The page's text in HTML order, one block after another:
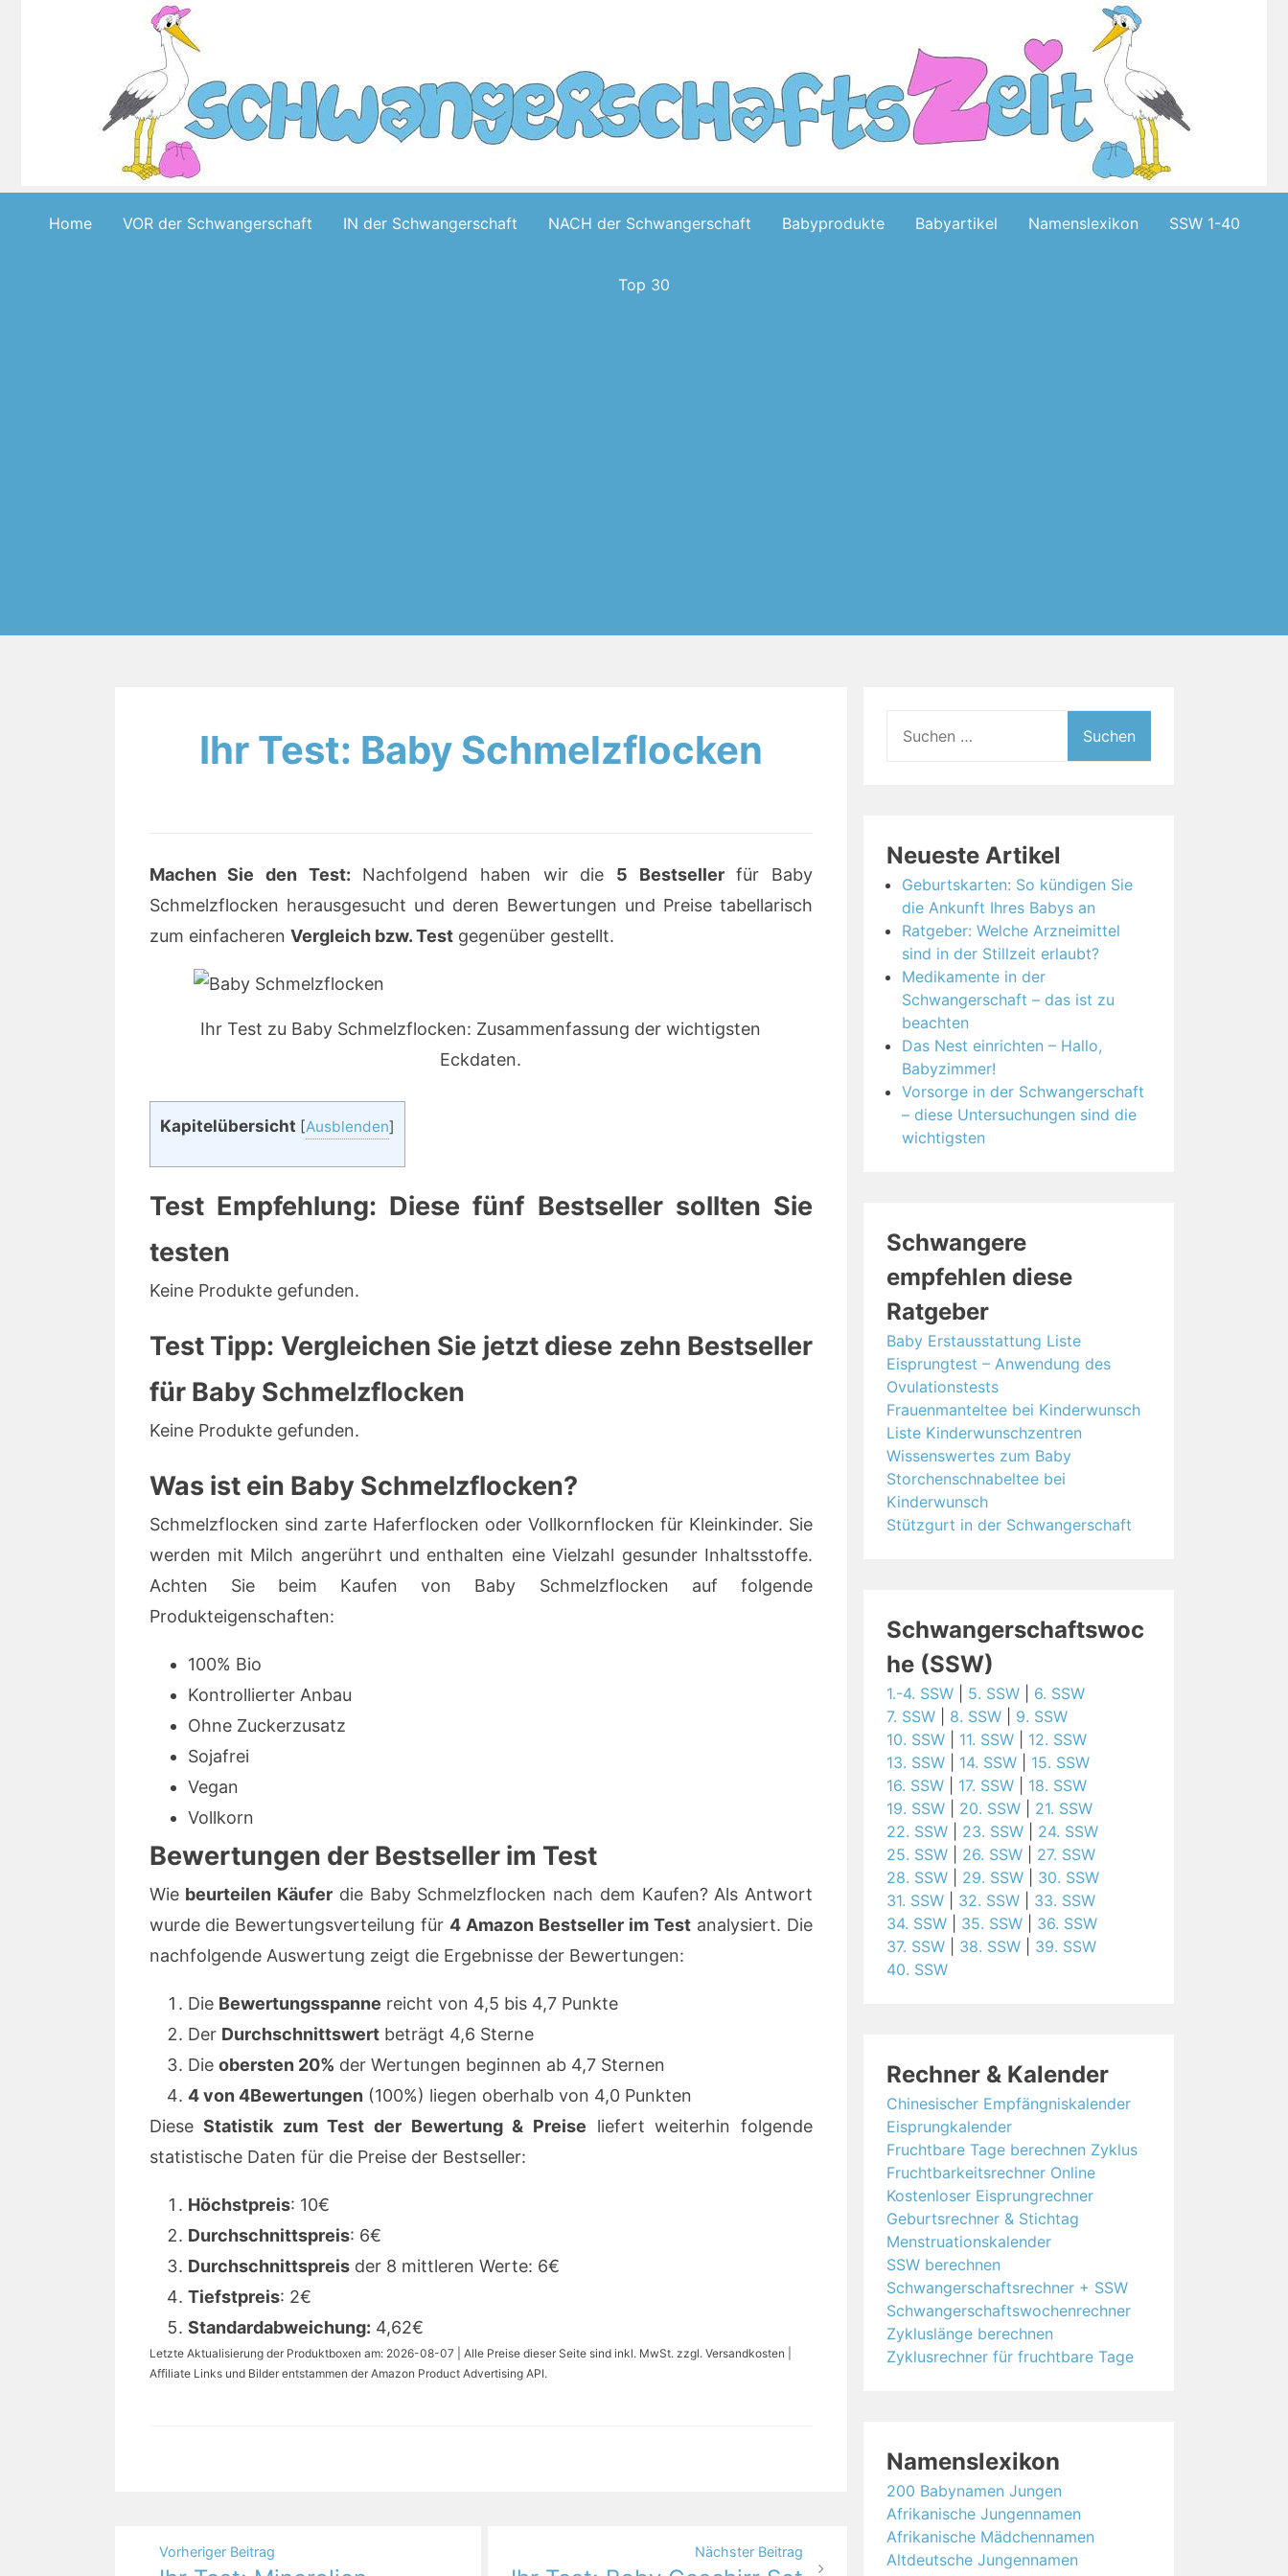
Home VOR der Schwangerschaft IN der Schwangerschaft NACH der Schwangerschaft Babyprodukte Babyartikel Namenslexikon SSW 1-40
Top 30
Ihr Test: Baby Schmelzflocken
Machen Sie den Test: Nachfolgend haben wir die 5 Bestsellerfür Baby
Schmelzflocken herausgesucht und deren Bewertungen und Preise tabellarisch
zum einfacheren Vergleich bzw. Testgegenüber gestellt.
Ihr Test zu Baby Schmelzflocken: Zusammenfassung der wichtigsten
Eckdaten.
Kapitelübersicht [Ausblenden]
Test Empfehlung: Diese fünf Bestseller sollten Sie
testen
Keine Produkte gefunden.
Test Tipp: Vergleichen Sie jetzt diese zehn Bestseller
für Baby Schmelzflocken
Keine Produkte gefunden.
Was ist ein Baby Schmelzflocken?
Schmelzflocken sind zarte Haferflocken oder Vollkornflocken für Kleinkinder. Sie
werden mit Milch angerührt und enthalten eine Vielzahl gesunder Inhaltsstoffe.
Achten Sie beim Kaufen von Baby Schmelzflocken auf folgende
Produkteigenschaften:
100% Bio
Kontrollierter Anbau
Ohne Zuckerzusatz
Sojafrei
Vegan
Vollkorn
Bewertungen der Bestseller im Test
Wie beurteilen Käufer die Baby Schmelzflocken nach dem Kaufen? Als Antwort
wurde die Bewertungsverteilung für4 Amazon Bestseller im Test analysiert. Die
nachfolgende Auswertung zeigt die Ergebnisse der Bewertungen:
Die Bewertungsspanne reicht von 4,5 bis 4,7 Punkte
Der Durchschnittswertbeträgt 4,6 Sterne
Die obersten 20% der Wertungen beginnen ab 4,7 Sternen
4 von 4Bewertungen (100%) liegen oberhalb von 4,0 Punkten
DieseStatistik zum Test der Bewertung & Preise liefert weiterhin folgende
statistische Daten für die Preise der Bestseller:
Höchstpreis: 10€
Durchschnittspreis: 6€
Durchschnittspreisder 8 mittleren Werte: 6€
Tiefstpreis: 2€
Standardabweichung: 4,62€
Letzte Aktualisierung der Produktboxen am: 2026-08-07 | Alle Preise dieser Seite sind inkl. MwSt. zzgl. Versandkosten |
Affiliate Links und Bilder entstammen der Amazon Product Advertising API.
Beitragsnavigation
Vorheriger Beitrag Nächster Beitrag
nach:
Neueste Artikel
Geburtskarten: So kündigen Sie
die Ankunft Ihres Babys an
Ratgeber: Welche Arzneimittel
sind in der Stillzeit erlaubt?
Medikamente in der
Schwangerschaft – das ist zu
beachten
Das Nest einrichten – Hallo,
Babyzimmer!
Vorsorge in der Schwangerschaft
– diese Untersuchungen sind die
wichtigsten
Schwangere
empfehlen diese
Ratgeber
Baby Erstausstattung Liste
Eisprungtest – Anwendung des
Ovulationstests
Frauenmanteltee bei Kinderwunsch
Liste Kinderwunschzentren
Wissenswertes zum Baby
Storchenschnabeltee bei
Kinderwunsch
Stützgurt in der Schwangerschaft
Schwangerschaftswoc
he (SSW)
1.-4. SSW 5. SSW
6. SSW
7. SSW
8. SSW
9. SSW
10. SSW
11. SSW
12. SSW
13. SSW
14. SSW
15. SSW
16. SSW
17. SSW
18. SSW
19. SSW
20. SSW
21. SSW
22. SSW
23. SSW
24. SSW
25. SSW
26. SSW
27. SSW
28. SSW
29. SSW
30. SSW
31. SSW
32. SSW
33. SSW
34. SSW
35. SSW
36. SSW
37. SSW
38. SSW
39. SSW
40. SSW
Rechner & Kalender
Chinesischer Empfängniskalender
Eisprungkalender
Fruchtbare Tage berechnen Zyklus
Fruchtbarkeitsrechner Online
Kostenloser Eisprungrechner
Geburtsrechner & Stichtag
Menstruationskalender
SSW berechnen
Schwangerschaftsrechner + SSW
Schwangerschaftswochenrechner
Zykluslänge berechnen
Zyklusrechner für fruchtbare Tage
Namenslexikon
200 Babynamen Jungen
Afrikanische Jungennamen
Afrikanische Mädchennamen
Altdeutsche Jungennamen